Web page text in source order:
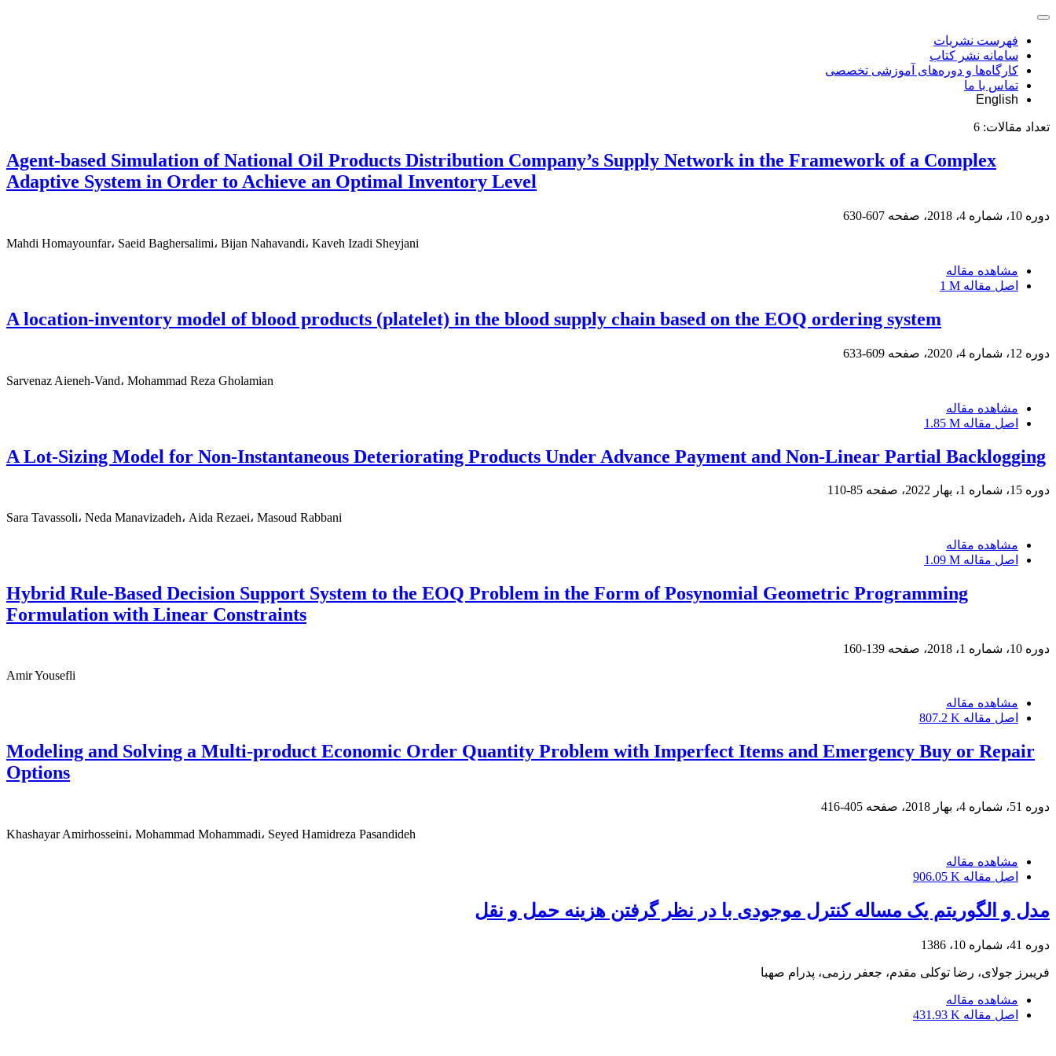
فهرست نشریات
سامانه نشر کتاب
کارگاه‌ها و دوره‌های آموزشی تخصصی
تماس با ما
English
تعداد مقالات: 6
Agent-based Simulation of National Oil Products Distribution Company’s Supply Network in the Framework of a Complex
Adaptive System in Order to Achieve an Optimal Inventory Level
دوره 10، شماره 4، 2018، صفحه 607-630
Mahdi Homayounfar، Saeid Baghersalimi، Bijan Nahavandi، Kaveh Izadi Sheyjani
مشاهده مقاله
اصل مقاله 1 M
A location-inventory model of blood products (platelet) in the blood supply chain based on the EOQ ordering system
دوره 12، شماره 4، 2020، صفحه 609-633
Sarvenaz Aieneh-Vand، Mohammad Reza Gholamian
مشاهده مقاله
اصل مقاله 1.85 M
A Lot-Sizing Model for Non-Instantaneous Deteriorating Products Under Advance Payment and Non-Linear Partial Backlogging
دوره 15، شماره 1، بهار 2022، صفحه 85-110
Sara Tavassoli، Neda Manavizadeh، Aida Rezaei، Masoud Rabbani
مشاهده مقاله
اصل مقاله 1.09 M
Hybrid Rule-Based Decision Support System to the EOQ Problem in the Form of Posynomial Geometric Programming
Formulation with Linear Constraints
دوره 10، شماره 1، 2018، صفحه
139-160
Amir Yousefli
مشاهده مقاله
اصل مقاله 807.2 K
Modeling and Solving a Multi-product Economic Order Quantity Problem with Imperfect Items and Emergency Buy or Repair
Options
دوره 51، شماره 4، بهار 2018، صفحه 405-416
Khashayar Amirhosseini، Mohammad Mohammadi، Seyed Hamidreza Pasandideh
مشاهده مقاله
اصل مقاله 906.05 K
مدل و الگوریتم یک مساله کنترل موجودی با در نظر گرفتن هزینه حمل و نقل
دوره 41، شماره 10، 1386
فریبرز جولای، رضا توکلی مقدم، جعفر رزمی، پدرام صهبا
مشاهده مقاله
اصل مقاله 431.93 K